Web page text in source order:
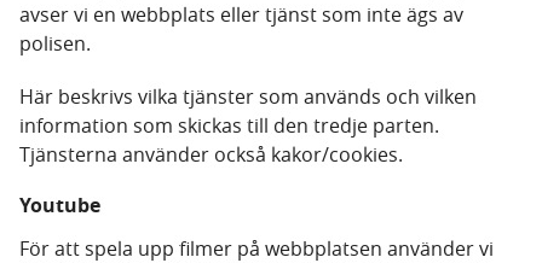
avser vi en webbplats eller tjänst som inte ägs av
polisen.
Här beskrivs vilka tjänster som används och vilken
information som skickas till den tredje parten.
Tjänsterna använder också kakor/cookies.
Youtube
För att spela upp filmer på webbplatsen använder vi